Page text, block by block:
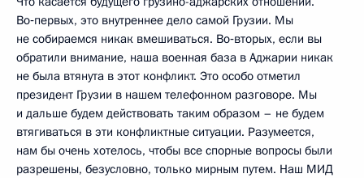
Во‑первых, это внутреннее дело самой Грузии. Мы
не собираемся никак вмешиваться. Во‑вторых, если вы
обратили внимание, наша военная база в Аджарии никак
не была втянута в этот конфликт. Это особо отметил
президент Грузии в нашем телефонном разговоре. Мы
и дальше будем действовать таким образом – не будем
втягиваться в эти конфликтные ситуации. Разумеется,
нам бы очень хотелось, чтобы все спорные вопросы были
разрешены, безусловно, только мирным путем. Наш МИД